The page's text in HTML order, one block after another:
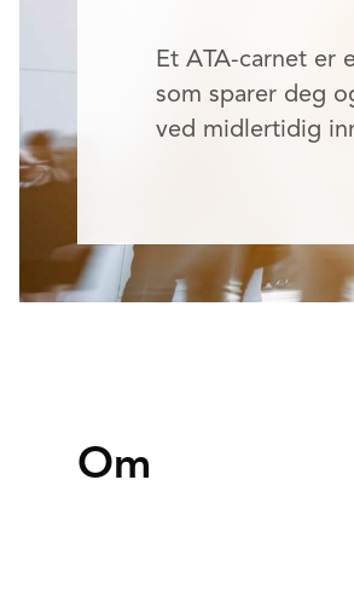
Et ATA-carnet er
som sparer deg
ved midlertidig
Om